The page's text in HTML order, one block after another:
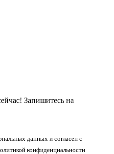
Запишитесь на
данных и согласен с
конфиденциальности